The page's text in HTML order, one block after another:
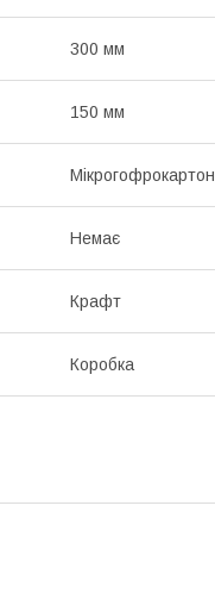
300 мм
150 мм
Мікрогофрокартон
Немає
Крафт
Коробка